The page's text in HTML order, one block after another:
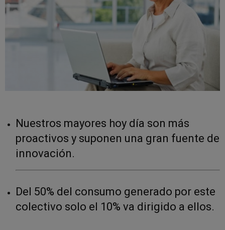
Nuestros mayores hoy día son más
proactivos y suponen una gran fuente de
innovación.
Del 50% del consumo generado por este
colectivo solo el 10% va dirigido a ellos.